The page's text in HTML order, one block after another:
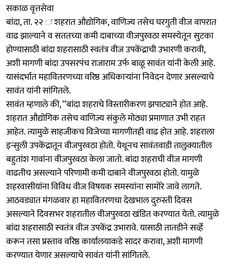
सकाळ वृत्तसेवा
बांदा, ता. २२ ः शहरात औद्योगिक, वाणिज्य तसेच घरगुती वीज वापरात
वाढ झाल्याने व सततच्या कमी दाबाच्या वीजपुरवठा समस्येतून सुटका
होण्यासाठी बांदा शहरासाठी स्वतंत्र वीज उपकेंद्राची उभारणी करावी,
अशी मागणी बांदा उपसरपंच राजाराम उर्फ बाळू सावंत यांनी केली आहे.
यासंदर्भात महावितरणच्या वरिष्ठ अधिकाऱ्यांना निवेदन देणार असल्याचे
सावंत यांनी सांगितले.
सावंत म्हणाले की, ‘‘बांदा शहराचे विस्तारीकरण झपाट्याने होत आहे.
शहरात औद्योगिक तसेच वाणिज्य संकुले मोठ्या प्रमाणात उभी राहत
आहेत. त्यामुळे साहजीकच विजेच्या मागणीतही वाढ होत आहे. शहराला
इन्सुली उपकेंद्रातून वीजपुरवठा होतो. येथूनच सावंतवाडी तालुक्यातील
बहुतांश गावांना वीजपुरवठा केला जातो. बांदा शहराची वीज मागणी
वाढतीच असल्याने परिणामी कमी दाबाने वीजपुरवठा होतो. यामुळे
शहरवासीयांना विविध वीज विषयक समस्यांना सामोरे जावे लागते.
आठवड्यात मंगळवार हा महावितरणचा देखभाल दुरुस्ती दिवस
असल्याने दिवसभर शहरातील वीजपुरवठा खंडित करण्यात येतो. त्यामुळे
बांदा शहरासाठी स्वतंत्र वीज उपकेंद्र उभारावे. यासाठी तातडीने सर्व्हे
करून तसा प्रस्ताव वरिष्ठ कार्यालयाकडे सादर करावा, अशी मागणी
करण्यात येणार असल्याचे सावंत यांनी सांगितले.